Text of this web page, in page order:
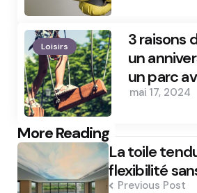
Loisirs
3 raisons
un
un parc
mai 17, 2024
More Reading
Post
navigation La toile
flexibilité
Previous Post